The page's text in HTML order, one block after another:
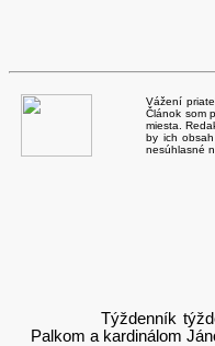
Vážení
Článok som
miesta.
by ich
nesúhlasné
Týždenník týždeň
Palkom a kardinálom